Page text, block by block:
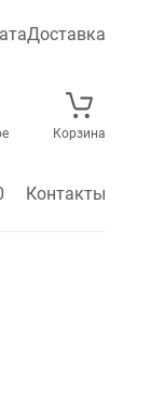
Доставка
Корзина
Контакты